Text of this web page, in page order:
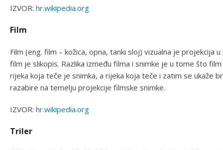
IZVOR: hr.wikipedia.org
Film
Film (eng. film – kožica, opna, tanki sloj) vizualna je projekcija
film je slikopis. Razlika između filma i snimke je u tome što
rijeka koja teče je snimka, a rijeka koja teče i zatim se ukaže
razabire na temelju projekcije filmske snimke.
IZVOR: hr.wikipedia.org
Triler